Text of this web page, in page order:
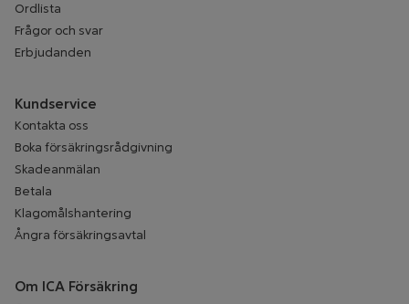
Ordlista
Frågor och svar
Erbjudanden
Kundservice
Kontakta oss
Boka försäkringsrådgivning
Skadeanmälan
Betala
Klagomålshantering
Ångra försäkringsavtal
Om ICA Försäkring